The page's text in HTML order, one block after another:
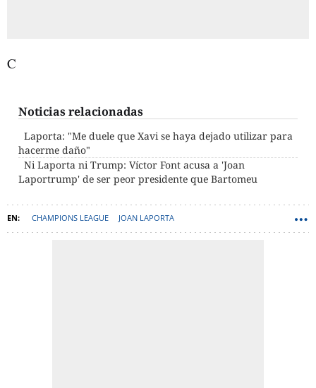
C
Noticias relacionadas
Laporta: "Me duele que Xavi se haya dejado utilizar para
hacerme daño"
Ni Laporta ni Trump: Víctor Font acusa a 'Joan
Laportrump' de ser peor presidente que Bartomeu
CHAMPIONS LEAGUE JOAN LAPORTA